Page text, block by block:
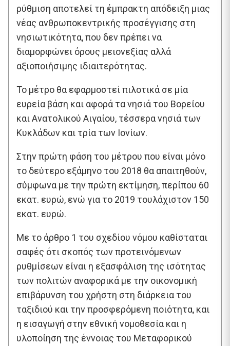
ρύθμιση αποτελεί τη έμπρακτη απόδειξη μιας
νέας ανθρωποκεντρικής προσέγγισης στη
νησιωτικότητα, που δεν πρέπει να
διαμορφώνει όρους μειονεξίας αλλά
αξιοποιήσιμης ιδιαιτερότητας.
Το μέτρο θα εφαρμοστεί πιλοτικά σε μία
ευρεία βάση και αφορά τα νησιά του Βορείου
και Ανατολικού Αιγαίου, τέσσερα νησιά των
Κυκλάδων και τρία των Ιονίων.
Στην πρώτη φάση του μέτρου που είναι μόνο
το δεύτερο εξάμηνο του 2018 θα απαιτηθούν,
σύμφωνα με την πρώτη εκτίμηση, περίπου 60
εκατ. ευρώ, ενώ για το 2019 τουλάχιστον 150
εκατ. ευρώ.
Με το άρθρο 1 του σχεδίου νόμου καθίσταται
σαφές ότι σκοπός των προτεινόμενων
ρυθμίσεων είναι η εξασφάλιση της ισότητας
των πολιτών αναφορικά με την οικονομική
επιβάρυνση του χρήστη στη διάρκεια του
ταξιδιού και την προσφερόμενη ποιότητα, και
η εισαγωγή στην εθνική νομοθεσία και η
υλοποίηση της έννοιας του Μεταφορικού